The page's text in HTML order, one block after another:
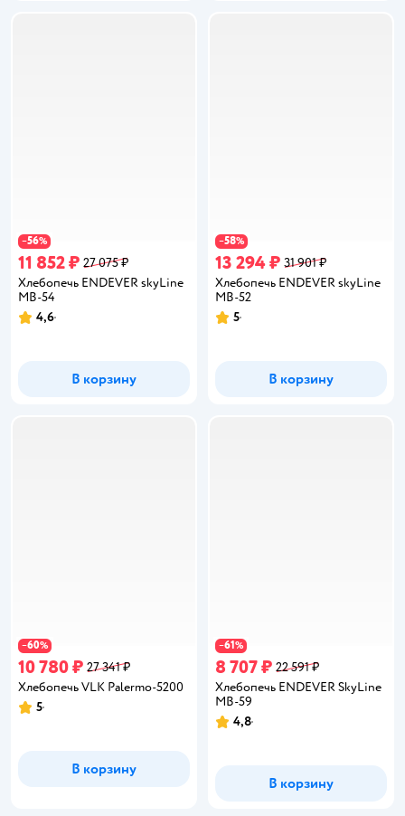
−56%
11 852 ₽ 27 075 ₽
Хлебопечь ENDEVER skyLine
MB-54
Рейтинг:
4,6
В корзину
−58%
13 294 ₽ 31 901 ₽
Хлебопечь ENDEVER skyLine
MB-52
Рейтинг:
5
В корзину
−60%
10 780 ₽ 27 341 ₽
Хлебопечь VLK Palermo-5200
Рейтинг:
5
В корзину
−61%
8 707 ₽ 22 591 ₽
Хлебопечь ENDEVER SkyLine
MB-59
Рейтинг:
4,8
В корзину